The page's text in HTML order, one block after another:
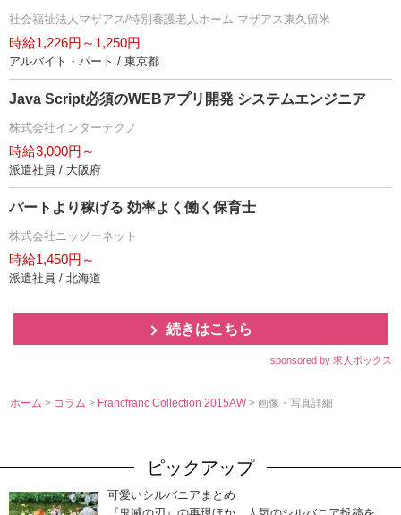
社会福祉法人マザアス/特別養護老人ホーム マザアス東久留米
時給1,226円～1,250円
アルバイト・パート / 東京都
Java Script必須のWEBアプリ開発 システムエンジニア
株式会社インターテクノ
時給3,000円～
派遣社員 / 大阪府
パートより稼げる 効率よく働く保育士
株式会社ニッソーネット
時給1,450円～
派遣社員 / 北海道
続きはこちら
sponsored by 求人ボックス
ホーム > コラム> Francfranc Collection 2015AW> 画像・写真詳細
ピックアップ
可愛いシルバニアまとめ